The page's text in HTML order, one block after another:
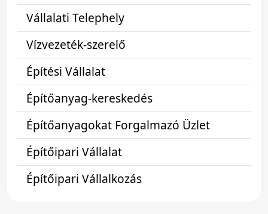
Vállalati Telephely
Vízvezeték-szerelő
Építési Vállalat
Építőanyag-kereskedés
Építőanyagokat Forgalmazó Üzlet
Építőipari Vállalat
Építőipari Vállalkozás